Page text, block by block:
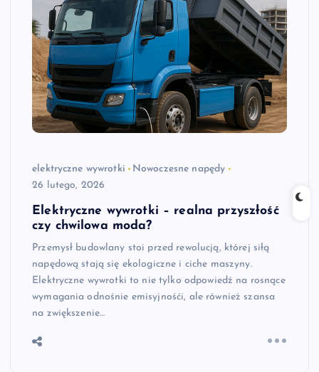
elektryczne wywrotki
Nowoczesne napędy
26 lutego, 2026
Elektryczne wywrotki – realna przyszłość
czy chwilowa moda?
Przemysł budowlany stoi przed rewolucją, której siłą
napędową stają się ekologiczne i ciche maszyny.
Elektryczne wywrotki to nie tylko odpowiedź na rosnące
wymagania odnośnie emisyjnośći, ale również szansa
na zwiększenie…